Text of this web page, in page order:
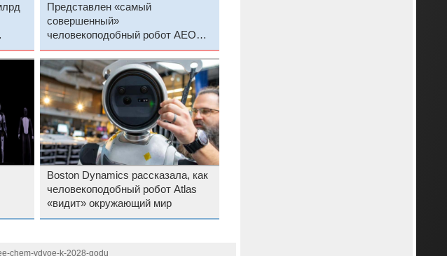
Представлен «самый
совершенный»
человекоподобный робот AEON
на софте и чипах Nvidia
Boston Dynamics рассказала, как
человекоподобный робот Atlas
«видит» окружающий мир
chem-vdvoe-k-2028-godu